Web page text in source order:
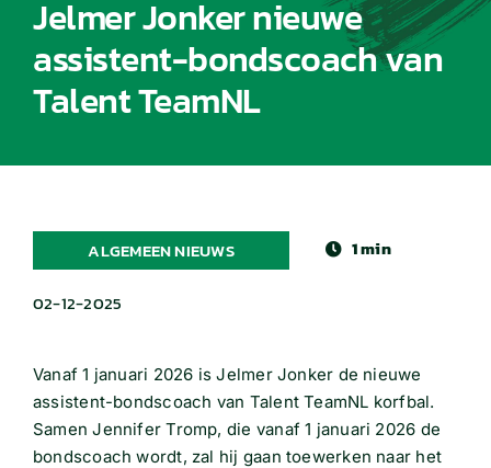
Jelmer Jonker nieuwe
assistent-bondscoach van
Talent TeamNL
ALGEMEEN NIEUWS 1 min
02-12-2025
Vanaf 1 januari 2026 is Jelmer Jonker de nieuwe
assistent-bondscoach van Talent TeamNL korfbal.
Samen Jennifer Tromp, die vanaf 1 januari 2026 de
bondscoach wordt, zal hij gaan toewerken naar het